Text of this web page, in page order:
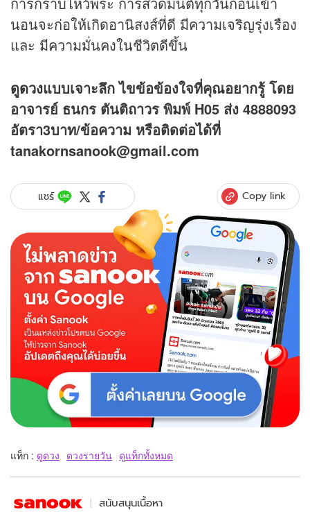
นอนจะก่อให้เกิดอานิสงส์ที่ดี มีความเจริญรุ่งเรือง
และ มีความมั่นคงในชีวิตดีขึ้น
ดูดวงแบบเจาะลึก ไขข้อข้องใจที่คุณอยากรู้ โดย
อาจารย์ ธนกร ตันติถาวร พิมพ์ H05 ส่ง 4888093
อัตรา3บาท/ข้อความ หรือติดต่อได้ที่
tanakornsanook@gmail.com
แชร์ Copy link
แท็ก : ดูดวง ดวงรายวัน ดูแท็กทั้งหมด
สนับสนุนเนื้อหา